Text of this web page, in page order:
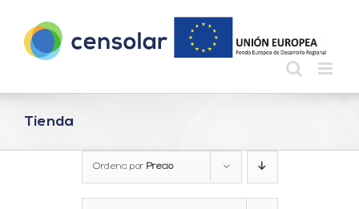
contenido
Tienda
Ordena por Precio